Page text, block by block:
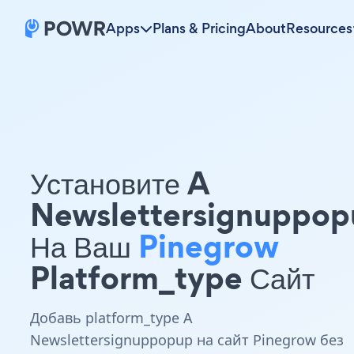
Apps Plans & PricingAboutResources
Установите A
На Ваш Pinegrow
Platform_type Сайт
Добавь platform_type A
Newslettersignuppopup на сайт Pinegrow без